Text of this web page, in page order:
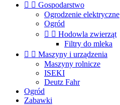
  Gospodarstwo
Ogrodzenie elektryczne
Ogród
  Hodowla zwierząt
Filtry do mleka
  Maszyny i urządzenia
Maszyny rolnicze
ISEKI
Deutz Fahr
Ogród
Zabawki